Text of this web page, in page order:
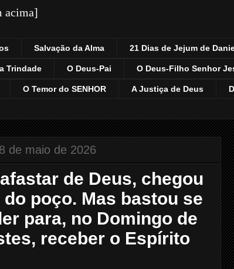
acima]
Salvação da Alma 21 Dias de Jejum de
Trindade O Deus-Pai O Deus-Filho Senhor
O Temor do SENHOR A Justiça de Deus
de maio de 2026
de Deus, chegou
poço. Mas bastou se
para, no Domingo de
receber o Espírito